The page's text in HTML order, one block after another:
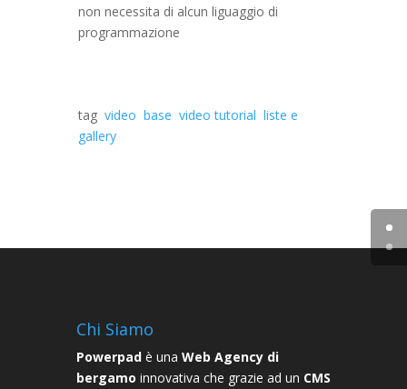
non necessita di alcun liguaggio di
programmazione
tag video base video tutorial liste e
gallery
Chi Siamo
Powerpad è una Web Agency di
bergamo innovativa che grazie ad un CMS